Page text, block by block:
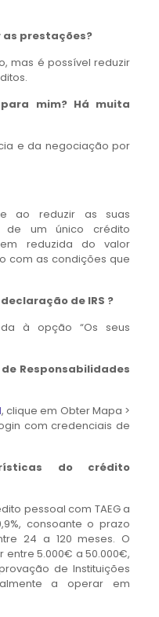
as prestações?
mas é possível reduzir
mim? Há muita
e da negociação por
e ao reduzir as suas
de um único crédito
reduzida do valor
com as condições que
de IRS ?
à opção “Os seus
Responsabilidades
, clique em Obter Mapa >
com credenciais de
do crédito
pessoal com TAEG a
consoante o prazo
24 a 120 meses. O
5.000€ a 50.000€,
de Instituições
a operar em